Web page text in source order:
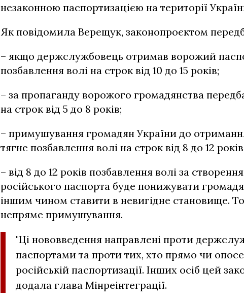
незаконною паспортизацією на території
Як повідомила Верещук, законопроєктом
– якщо держслужбовець отримав ворожий
позбавлення волі на строк від 10 до 15 років;
– за пропаганду ворожого громадянства
на строк від 5 до 8 років;
– примушування громадян України до
тягне позбавлення волі на строк від 8 до 12
– від 8 до 12 років позбавлення волі за
російського паспорта буде понижувати
іншим чином ставити в невигідне становище.
непряме примушування.
"Ці нововведення направлені проти
паспортами та проти тих, хто прямо чи
російській паспортизації. Інших осіб цей
додала глава Мінреінтеграції.